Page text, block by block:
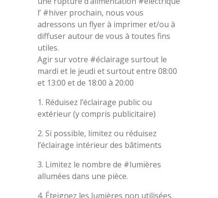
l’ #hiver prochain, nous vous
adressons un flyer à imprimer et/ou à
diffuser autour de vous à toutes fins
utiles.
Agir sur votre #éclairage surtout le
mardi et le jeudi et surtout entre 08:00
et 13:00 et de 18:00 à 20:00
1. Réduisez l’éclairage public ou
extérieur (y compris publicitaire)
2. Si possible, limitez ou réduisez
l’éclairage intérieur des bâtiments
3. Limitez le nombre de #lumières
allumées dans une pièce.
4. Éteignez les lumières non utilisées.